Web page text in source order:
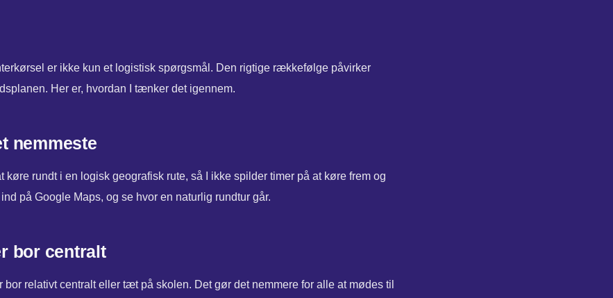
er ikke kun et logistisk spørgsmål. Den rigtige rækkefølge påvirker
Her er, hvordan I tænker det igennem.
nemmeste
køre rundt i en logisk geografisk rute, så I ikke spilder timer på at køre frem og
på Google Maps, og se hvor en naturlig rundtur går.
bor centralt
bor relativt centralt eller tæt på skolen. Det gør det nemmere for alle at mødes til